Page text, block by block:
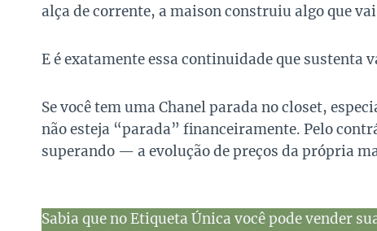
alça de corrente, a maison construiu algo que
E é exatamente essa continuidade que sustenta
Se você tem uma Chanel parada no closet,
não esteja “parada” financeiramente. Pelo
superando — a evolução de preços da própria
Sabia que no Etiqueta Única você pode vender